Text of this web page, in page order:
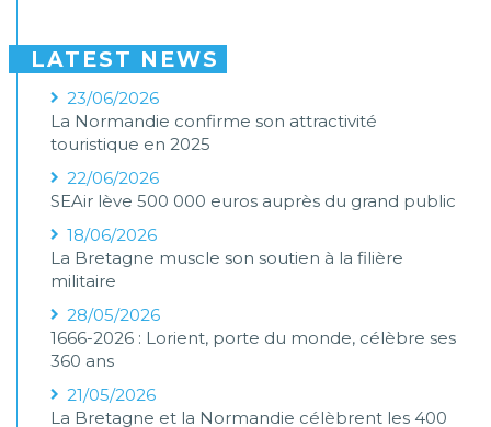
LATEST NEWS
23/06/2026
La Normandie confirme son attractivité
touristique en 2025
22/06/2026
SEAir lève 500 000 euros auprès du grand public
18/06/2026
La Bretagne muscle son soutien à la filière
militaire
28/05/2026
1666-2026 : Lorient, porte du monde, célèbre ses
360 ans
21/05/2026
La Bretagne et la Normandie célèbrent les 400